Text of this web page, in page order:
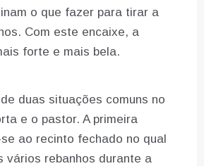
o que fazer para tirar a
Com este encaixe, a
forte e mais bela.
duas situações comuns no
e o pastor. A primeira
ao recinto fechado no qual
vários rebanhos durante a